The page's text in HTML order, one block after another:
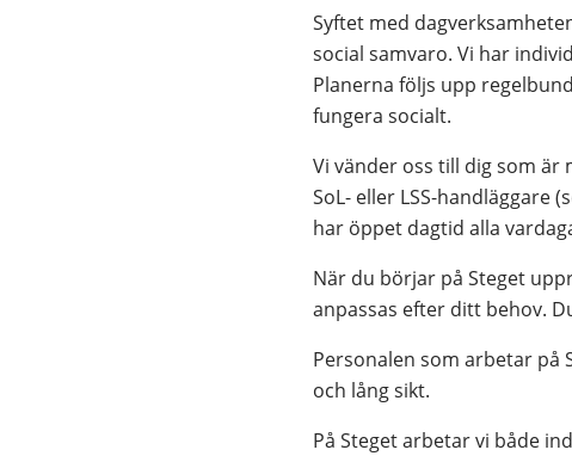
Syftet med
social samvaro. Vi har
Planerna följs upp
fungera socialt.
Vi vänder oss till dig som är
SoL- eller LSS-handläggare
har öppet dagtid alla
När du börjar på Steget
anpassas efter ditt behov.
Personalen som arbetar på
och lång sikt.
På Steget arbetar vi både